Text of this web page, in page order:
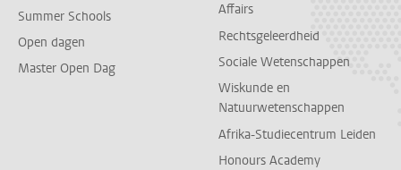
Summer Schools
Open dagen
Master Open Dag
Affairs
Rechtsgeleerdheid
Sociale Wetenschappen
Wiskunde en
Natuurwetenschappen
Afrika-Studiecentrum Leiden
Honours Academy